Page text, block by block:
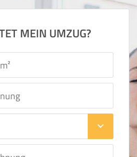
MEIN UMZUG?
keyboard_arrow_down